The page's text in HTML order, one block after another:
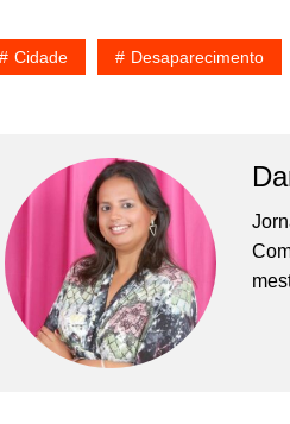
Cidade Desaparecimento